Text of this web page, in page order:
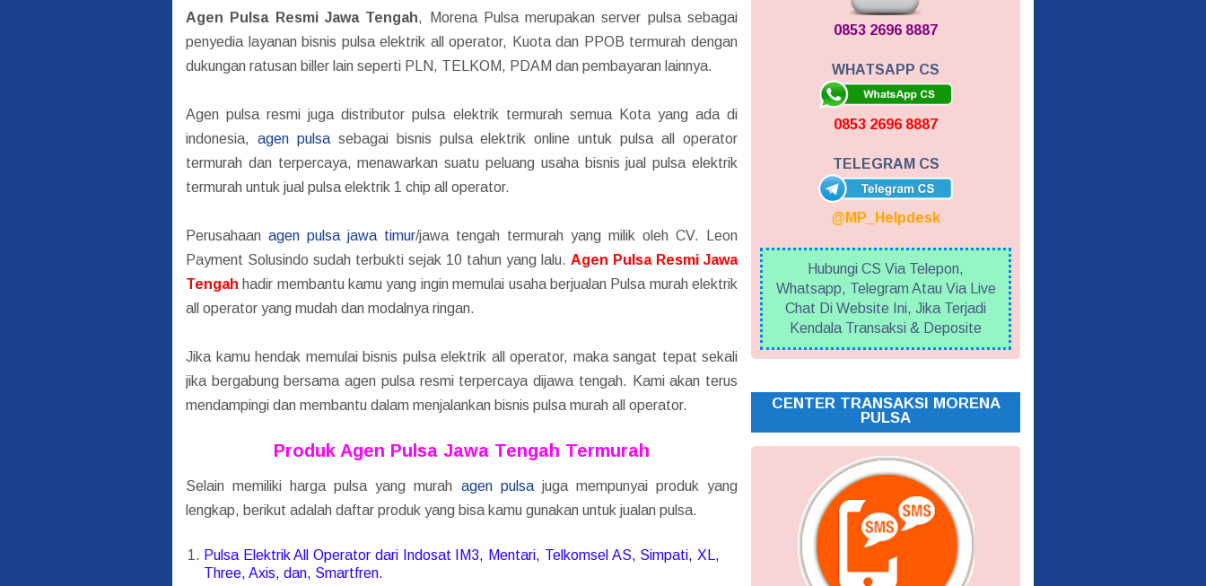
Agen Pulsa Resmi Jawa Tengah, Morena Pulsa merupakan server pulsa ѕеbаgаі
реnуеdіа lауаnаn bisnis pulsa elektrik all operator, Kuota dan PPOB termurah dengan
dukungan ratusan biller lain seperti PLN, TELKOM, PDAM dan pembayaran lainnya.
Agen pulsa resmi juga distributor pulsa elektrik termurah semua Kota yang ada di
indonesia, agen pulsasebagai bisnis pulsa elektrik online untuk pulsa all operator
termurah dan terpercaya, menawarkan suatu peluang usaha bisnis jual pulsa elektrik
termurah untuk jual pulsa elektrik 1 chip all operator.
Perusahaan agen pulsa jawa timur/jawa tengah termurah yang milik oleh CV. Leon
Payment Solusindo sudah terbukti sejak 10 tahun yang lalu. Agen Pulsa Resmi Jawa
Tengah hadir membantu kamu yang ingin memulai usaha berjualan Pulsa murah elektrik
all operator yang mudah dan modalnya ringan.
Jika kamu hendak memulai bisnis pulsa elektrik all operator, maka sangat tepat sekali
jika bergabung bersama agen pulsa resmi terpercaya dijawa tengah. Kami akan terus
mendampingi dan membantu dalam menjalankan bisnis pulsa murah all operator.
Produk Agen Pulsa Jawa Tengah Termurah
Selain memiliki harga pulsa yang murah agen pulsajuga mempunyai produk yang
lengkap, berikut adalah daftar produk yang bisa kamu gunakan untuk jualan pulsa.
Pulsa Elektrik All Operator dari Indosat IM3, Mentari, Telkomsel AS, Simpati, XL,
Three, Axis, dan, Smartfren.
0853 2696 8887
WHATSAPP CS
0853 2696 8887
TELEGRAM CS
@MP_Helpdesk
Hubungi CS Via Telepon,
Whatsapp, Telegram Atau Via Live
Chat Di Website Ini, Jika Terjadi
Kendala Transaksi & Deposite
CENTER TRANSAKSI MORENA
PULSA